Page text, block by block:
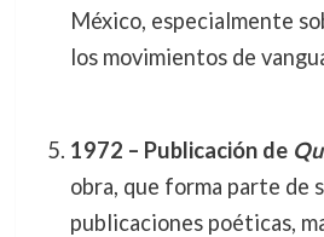
México, especialmente
los movimientos de
1972 – Publicación de
obra, que forma parte de
publicaciones poéticas,